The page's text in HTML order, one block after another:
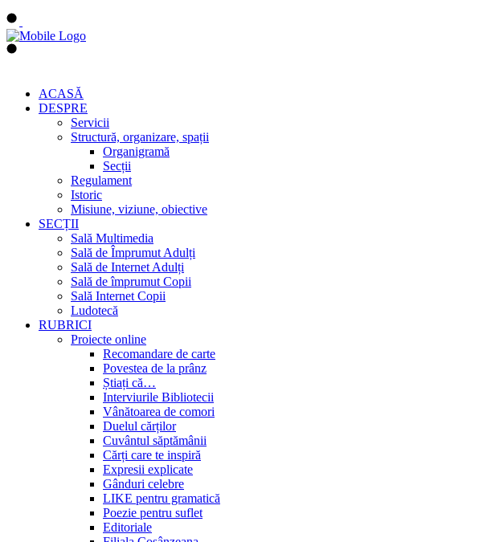
ACASĂ
DESPRE
Servicii
Structură, organizare, spații
Organigramă
Secții
Regulament
Istoric
Misiune, viziune, obiective
SECȚII
Sală Multimedia
Sală de Împrumut Adulți
Sală de Internet Adulți
Sală de împrumut Copii
Sală Internet Copii
Ludotecă
RUBRICI
Proiecte online
Recomandare de carte
Povestea de la prânz
Știați că…
Interviurile Bibliotecii
Vânătoarea de comori
Duelul cărților
Cuvântul săptămânii
Cărți care te inspiră
Expresii explicate
Gânduri celebre
LIKE pentru gramatică
Poezie pentru suflet
Editoriale